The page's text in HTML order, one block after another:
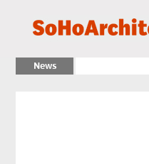
News